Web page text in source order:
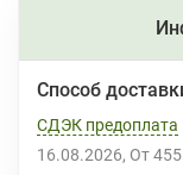
Способ
СДЭК предоплата
16.08.2026 От